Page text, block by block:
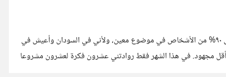
مؤخرا صارت تنتابني أفكارا جديدة لمشاريع ثورية، سواء كانت مشاريع رقمية كتطبيقات وألعاب ومواقع ويب، أو حقيقة كشركة تحل مشكل ٩٠% من الأشخاص في موضوع معين، ولأني في السودان وأعيش في
مجهود. في هذا الشهر فقط روادتني عشرون فكرة لعشرون مشروعا